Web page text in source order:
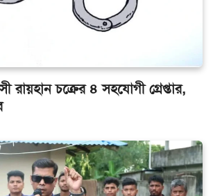
রায়হান চক্রের ৪ সহযোগী গ্রেপ্তার,